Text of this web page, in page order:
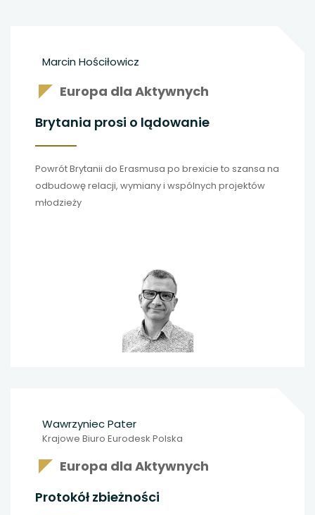
Marcin Hościłowicz
Europa dla Aktywnych
Brytania prosi o lądowanie
Powrót Brytanii do Erasmusa po brexicie to szansa na
odbudowę relacji, wymiany i wspólnych projektów
młodzieży
Wawrzyniec Pater
Krajowe Biuro Eurodesk Polska
Europa dla Aktywnych
Protokół zbieżności